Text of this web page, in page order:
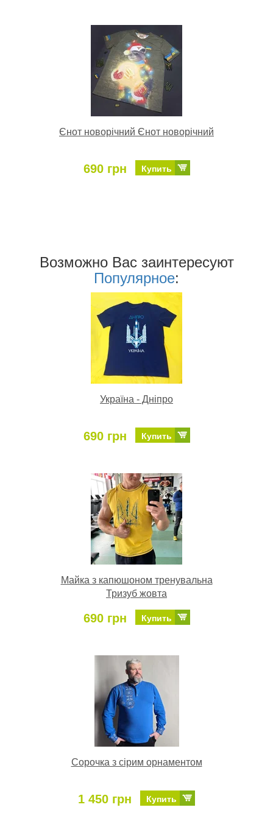
Єнот новорічний Єнот новорічний
690 грн Купить
Возможно Ваc заинтересуют
Популярное:
Україна - Дніпро
690 грн Купить
Майка з капюшоном тренувальна
Тризуб жовта
690 грн Купить
Сорочка з сірим орнаментом
1 450 грн Купить